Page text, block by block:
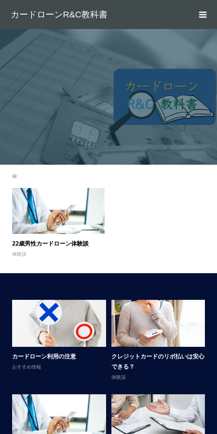
カードローンR&C教科書
22歳男性カードローン体験談
体験談
カードローン利用の注意
おすすめ情報
クレジットカードのリボ払いは安心
できる？
体験談